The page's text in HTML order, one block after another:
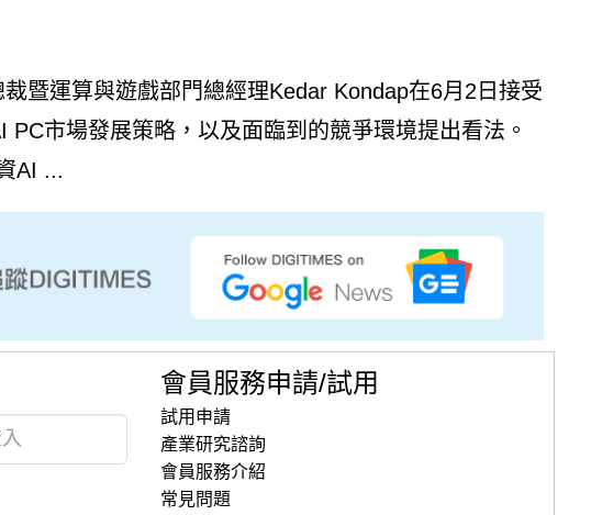
暨運算與遊戲部門總經理Kedar Kondap在6月2日接受
PC市場發展策略，以及面臨到的競爭環境提出看法。
AI ...
會員服務申請/試用
試用申請
產業研究諮詢
會員服務介紹
常見問題